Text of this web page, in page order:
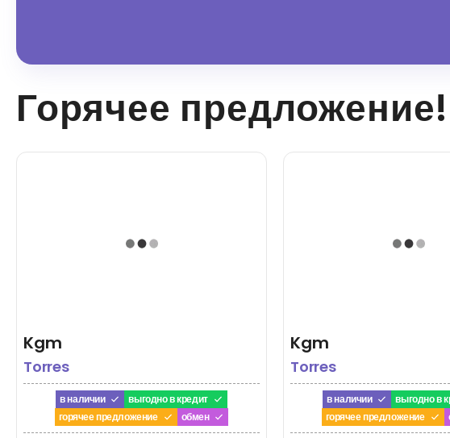
Горячее предложение!
Kgm
Torres
в наличии
выгодно в кредит
горячее предложение
обмен
Kgm
Torres
в наличии
выгодно в
горячее предложение